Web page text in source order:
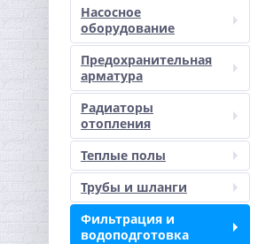
Насосное
оборудование
Предохранительная
арматура
Радиаторы
отопления
Теплые полы
Трубы и шланги
Фильтрация и
водоподготовка